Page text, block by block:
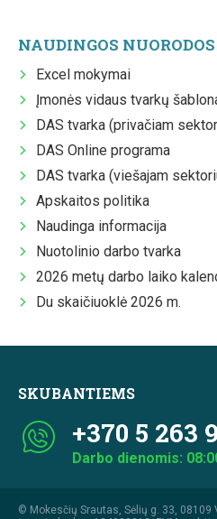
NAUDINGOS NUORODOS
Excel mokymai
Įmonės vidaus tvarkų
DAS tvarka (privačiam
DAS Online programa
DAS tvarka (viešajam
Apskaitos politika
Naudinga informacija
Nuotolinio darbo tvarka
2026 metų darbo laiko
Du skaičiuoklė 2026 m.
SKUBANTIEMS
+370 5 263
Darbo dienomis:
© Mokesčių Srautas, Sėlių g. 33, 08109